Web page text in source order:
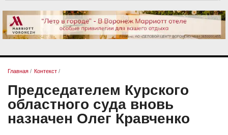
Главная / Контекст /
Председателем Курского
областного суда вновь
назначен Олег Кравченко